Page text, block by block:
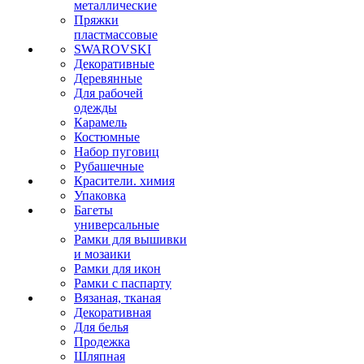
металлические
Пряжки
пластмассовые
SWAROVSKI
Декоративные
Деревянные
Для рабочей
одежды
Карамель
Костюмные
Набор пуговиц
Рубашечные
Красители. химия
Упаковка
Багеты
универсальные
Рамки для вышивки
и мозаики
Рамки для икон
Рамки с паспарту
Вязаная, тканая
Декоративная
Для белья
Продежка
Шляпная